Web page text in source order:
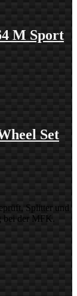
M Sport
Set
Splitter und
bei der MFK.